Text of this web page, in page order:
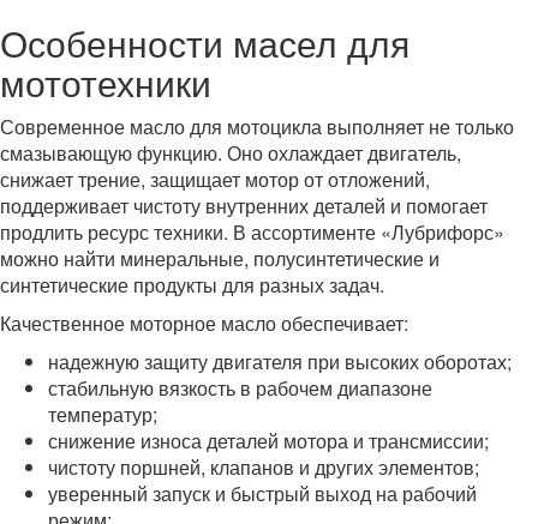
Особенности масел для
мототехники
Современное масло для мотоцикла выполняет не только
смазывающую функцию. Оно охлаждает двигатель,
снижает трение, защищает мотор от отложений,
поддерживает чистоту внутренних деталей и помогает
продлить ресурс техники. В ассортименте «Лубрифорс»
можно найти минеральные, полусинтетические и
синтетические продукты для разных задач.
Качественное моторное масло обеспечивает:
надежную защиту двигателя при высоких оборотах;
стабильную вязкость в рабочем диапазоне
температур;
снижение износа деталей мотора и трансмиссии;
чистоту поршней, клапанов и других элементов;
уверенный запуск и быстрый выход на рабочий